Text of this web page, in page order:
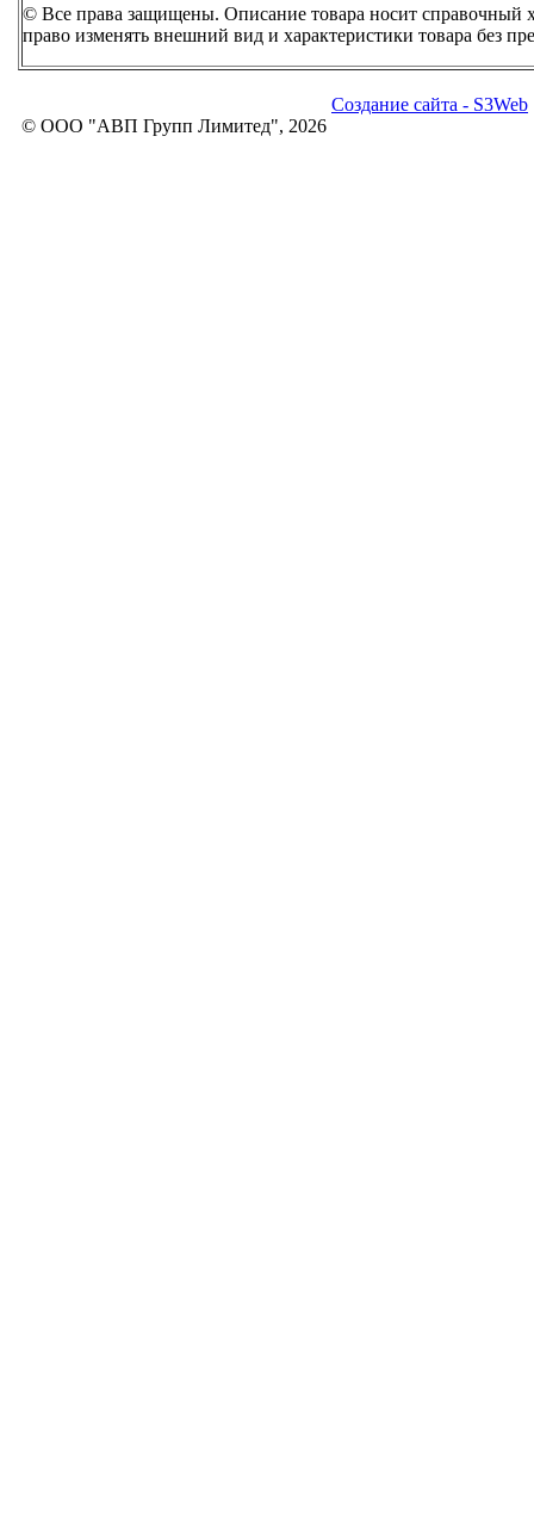
© Все права защищены. Описание товара носит справочный
право изменять внешний вид и характеристики товара без
© ООО "АВП Групп Лимитед", 2026
Создание сайта - S3Web